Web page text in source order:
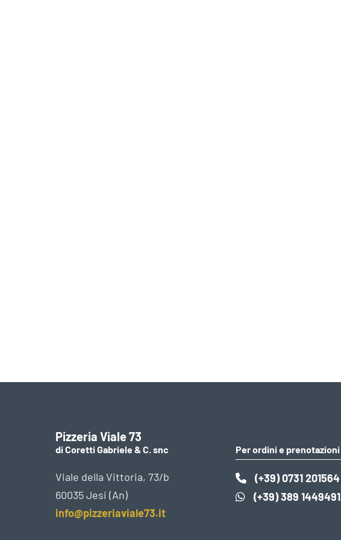
Pizzeria Viale 73
di Coretti Gabriele & C. snc
Viale della Vittoria, 73/b
60035 Jesi (An)
info@pizzeriaviale73.it
Per ordini e prenotazioni
(+39) 0731 201564
(+39) 389 1449491